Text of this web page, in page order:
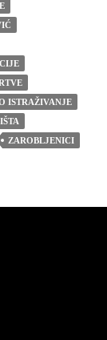
ISTRAŽIVANJE
ZAROBLJENICI